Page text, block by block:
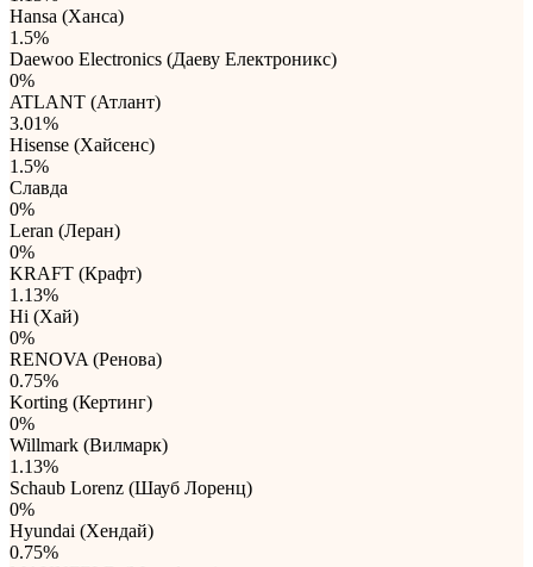
Hansa (Ханса)
1.5%
Daewoo Electronics (Даеву Електроникс)
0%
ATLANT (Атлант)
3.01%
Hisense (Хайсенс)
1.5%
Славда
0%
Leran (Леран)
0%
KRAFT (Крафт)
1.13%
Hi (Хай)
0%
RENOVA (Ренова)
0.75%
Korting (Кертинг)
0%
Willmark (Вилмарк)
1.13%
Schaub Lorenz (Шауб Лоренц)
0%
Hyundai (Хендай)
0.75%